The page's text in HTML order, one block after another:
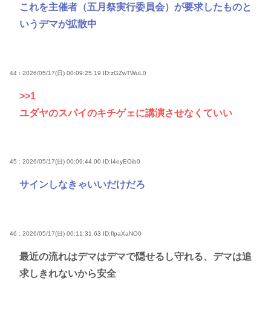
これを主催者（五月祭実行委員会）が要求したものと
いうデマが拡散中
44 : 2026/05/17(日) 00:09:25.19 ID:zGZwTWuL0
>>1
ユダヤのスパイのキチゲェに講演させなくていい
45 : 2026/05/17(日) 00:09:44.00 ID:I4eyEOib0
サインしなきゃいいだけだろ
46 : 2026/05/17(日) 00:11:31.63 ID:flpaXaNO0
最近の流れはデマはデマで隠せるし守れる、デマは追
求しきれないから安全